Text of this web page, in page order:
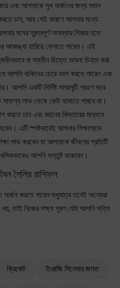
এবং আপনাকে সুখ অর্জনের জন্য মহান
চান, আর সেই কারণে আপনার মধ্যে
মনের দ্বন্দ্বপূর্ণ অবস্থার শিকার হতে
আকাঙ্খা হারিয়ে ফেলতে পারেন। এই
বা স্বাধীন চিত্তে ভাবনা চিন্তা করা
আপনি বাকিদের চেয়ে ভাল করতে পারেন এবং
আপনি একটি নির্দিষ্ট সময়সূচী গ্রহণ করে
লাভ থেকে কেউ থামাতে পারবে না।
চান এবং জ্ঞানের বিস্তারের মাধ্যমে
এটি স্পষ্টভাবেই আপনার শিক্ষালাভে
লাভ করবেন যা আপনাকে জীবনের প্রতিটি
আপনি সন্তুষ্ট থাকবেন।
শৈলির রাশিফল
করতে পারেন শুধুমাত্র তবেই অন্যেরা
তাই নিজের লক্ষ্য পূরণ যেটা আপনি সত্যি
ক্রিকেট ইংরাজি সিনেমার জগত